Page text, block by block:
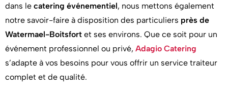
dans le catering événementiel, nous mettons également
notre savoir-faire à disposition des particuliers près de
Watermael-Boitsfort et ses environs. Que ce soit pour un
événement professionnel ou privé, Adagio Catering
s’adapte à vos besoins pour vous offrir un service traiteur
complet et de qualité.